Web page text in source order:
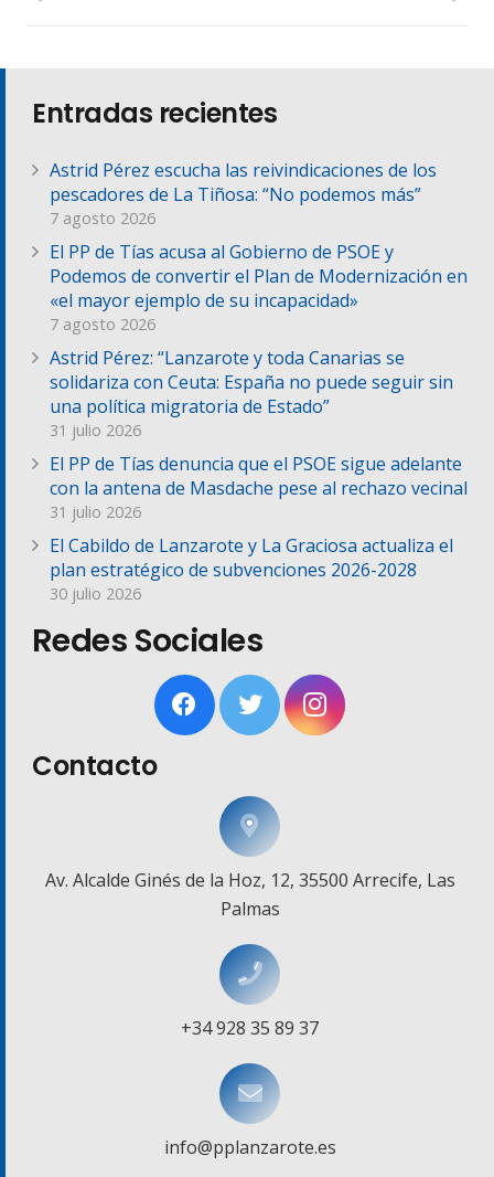
Entradas recientes
Astrid Pérez escucha las reivindicaciones de los
pescadores de La Tiñosa: “No podemos más”
7 agosto 2026
El PP de Tías acusa al Gobierno de PSOE y
Podemos de convertir el Plan de Modernización en
«el mayor ejemplo de su incapacidad»
7 agosto 2026
Astrid Pérez: “Lanzarote y toda Canarias se
solidariza con Ceuta: España no puede seguir sin
una política migratoria de Estado”
31 julio 2026
El PP de Tías denuncia que el PSOE sigue adelante
con la antena de Masdache pese al rechazo vecinal
31 julio 2026
El Cabildo de Lanzarote y La Graciosa actualiza el
plan estratégico de subvenciones 2026-2028
30 julio 2026
Redes Sociales
Contacto
Av. Alcalde Ginés de la Hoz, 12, 35500 Arrecife, Las
Palmas
+34 928 35 89 37
info@pplanzarote.es